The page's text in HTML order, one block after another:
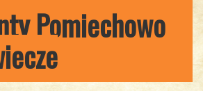
Pomiechowo